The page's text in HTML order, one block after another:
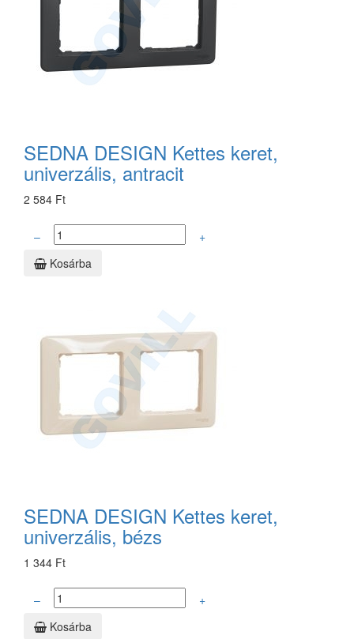
SEDNA DESIGN Kettes keret,
univerzális, antracit
2 584 Ft
–
+
Kosárba
SEDNA DESIGN Kettes keret,
univerzális, bézs
1 344 Ft
–
+
Kosárba